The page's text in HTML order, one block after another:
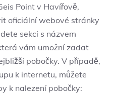
Point v Havířově,
oficiální webové stránky
sekci s názvem
vám umožní zadat
pobočky. V případě,
k internetu, můžete
k nalezení pobočky: